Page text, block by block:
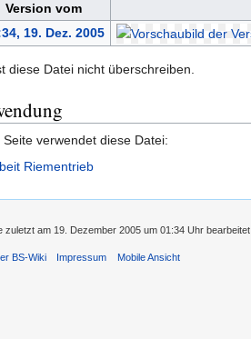
Version vom
19. Dez. 2005
diese Datei nicht überschreiben.
verwendet diese Datei:
Riementrieb
zuletzt am 19. Dezember 2005 um 01:34 Uhr bearbeitet.
BS-Wiki Impressum Mobile Ansicht